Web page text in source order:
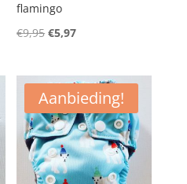
flamingo
€9,95 Oorspronkelijke
was:
€9,95.
€5,97Huidige
is:
€5,97.
Aanbieding!